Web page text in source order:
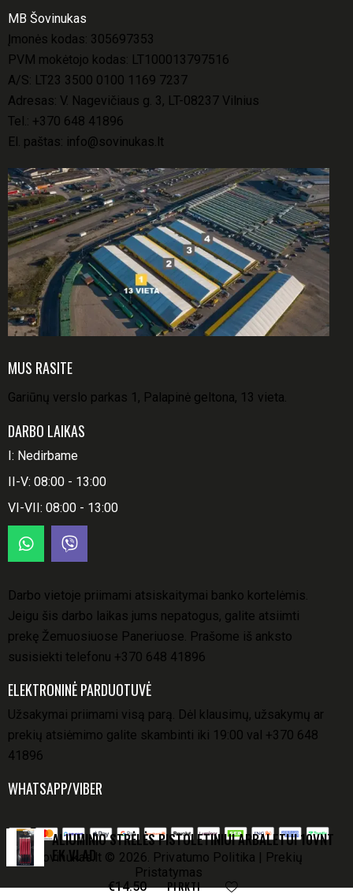
MB Šovinukas
Įmonės kodas: 305697353
PVM mokėtojo kodas: LT100013797516
A/S: LT23 3500 0100 1169 7237
Adresas: V. Nagevičiaus g. 3, LT-08237 Vilnius
Tel.: +370 648 41896
El. paštas: info@sovinukas.lt
MUS RASITE
Gariūnų verslo parkas 1, Palapinė geltona, 13 vieta.
DARBO LAIKAS
I: Nedirbame
II-V: 08:00 - 13:00
VI-VII: 08:00 - 13:00
Darbo vietoje priimami atsiskaitymai banko kortelėmis.
Jeigu šis darbo laikas jums nepatogus, galite atsiimti
prekę Žemuosiuose Paneriuose. Prašome iš anksto
susisiekti telefonu +370 648 41896
ELEKTRONINĖ PARDUOTUVĖ
Užsakymai priimami visą parą. Dėl klausimų, užsakymų ar
prekių atsiėmimo galite skambinti iki 19:00 val +370 648
41896
WHATSAPP/VIBER
Šovinukas.lt © 2026. Privatumo Politika
Prekių
Pristatymas
ALIUMINIO STRĖLĖS PISTOLETINIUI ARBALETUI 10VNT
EK VLAD
€14.50 PIRKTI